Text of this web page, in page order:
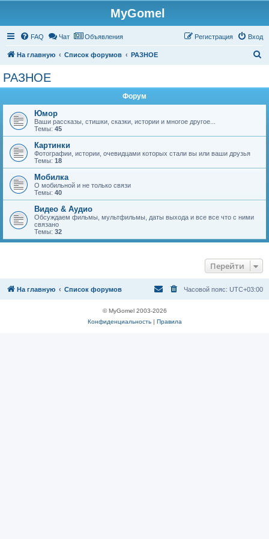
MyGomel
FAQ Чат Объявления Вход
Регистрация
На главную Список форумов РАЗНОЕ
РАЗНОЕ
Форум
Юмор
Ваши рассказы, стишки, сказки, истории и многое другое...
Темы: 45
Картинки
Фотографии, истории, очевидцами которых стали вы или ваши друзья
Темы: 18
Мобилка
О мобильной и не только связи
Темы: 40
Видео & Аудио
Обсуждаем фильмы, мультфильмы, даты выхода и все все что с ними
связано
Темы: 32
Перейти
На главную Список форумов Часовой пояс: UTC+03:00
© MyGomel 2003-2026
Конфиденциальность| Правила